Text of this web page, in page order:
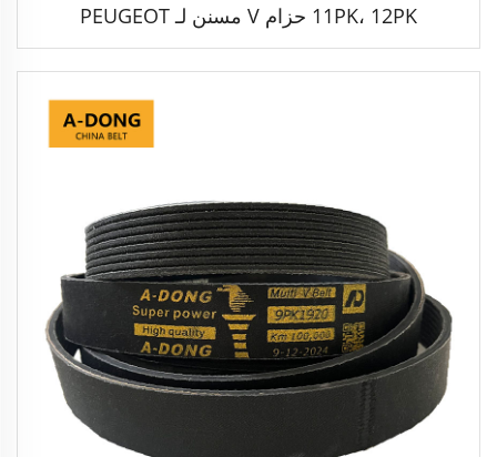
11PK، 12PK حزام V مسنن لـ PEUGEOT